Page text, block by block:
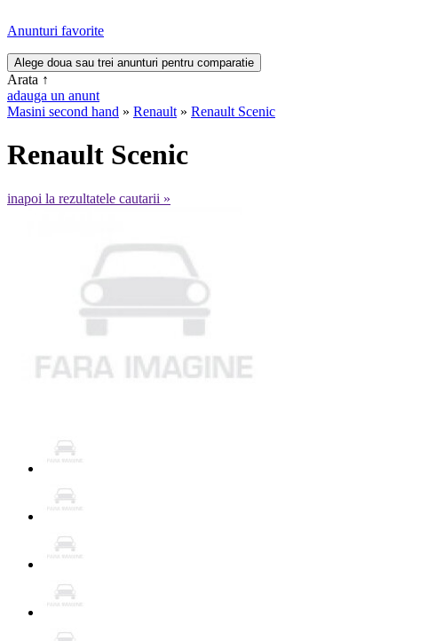
Anunturi favorite
Arata ↑
adauga un anunt
Masini second hand » Renault » Renault Scenic
Renault Scenic
inapoi la rezultatele cautarii »